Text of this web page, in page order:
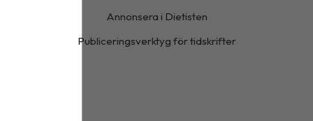
Annonsera i Dietisten
Publiceringsverktyg för tidskrifter